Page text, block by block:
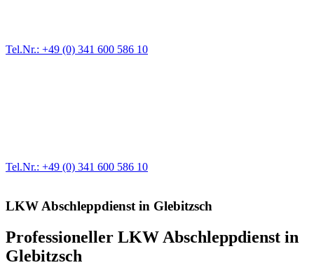
Tel.Nr.: +49 (0) 341 600 586 10
Tel.Nr.: +49 (0) 341 600 586 10
LKW Abschleppdienst in Glebitzsch
Professioneller LKW Abschleppdienst in
Glebitzsch